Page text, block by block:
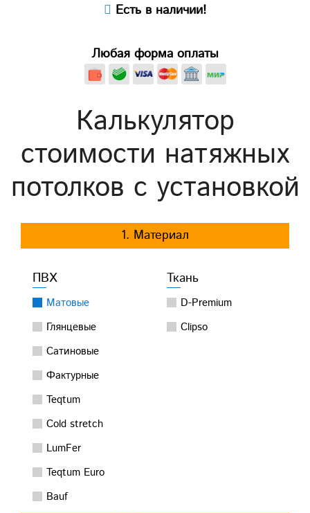
Есть в наличии!
Любая форма оплаты
Калькулятор
стоимости натяжных
потолков с установкой
1. Материал
ПВХ
Матовые
Глянцевые
Сатиновые
Фактурные
Teqtum
Cold stretch
LumFer
Teqtum Euro
Bauf
Ткань
D-Premium
Clipso